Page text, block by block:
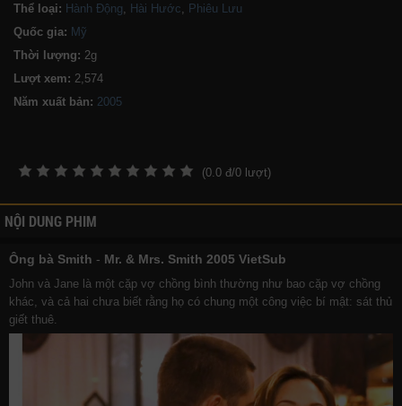
Thể loại: Hành Động, Hài Hước, Phiêu Lưu
Quốc gia: Mỹ
Thời lượng: 2g
Lượt xem: 2,574
Năm xuất bản:
(0.0 đ/0 lượt)
NỘI DUNG PHIM
Ông bà Smith - Mr. & Mrs. Smith 2005 VietSub
John và Jane là một cặp vợ chồng bình thường như bao cặp vợ chồng
khác, và cả hai chưa biết rằng họ có chung một công việc bí mật: sát thủ
giết thuê.